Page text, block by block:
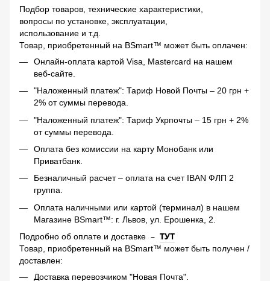
Подбор товаров, технические характеристики,
вопросы по установке, эксплуатации,
использование и т.д.
Товар, приобретенный на BSmart™ может быть оплачен:
Онлайн-оплата картой Visa, Mastercard на нашем
веб-сайте.
"Наложенный платеж": Тариф Новой Почты – 20 грн +
2% от суммы перевода.
"Наложенный платеж": Тариф Укрпочты – 15 грн + 2%
от суммы перевода.
Оплата без комиссии на карту Монобанк или
Приватбанк.
Безналичный расчет – оплата на счет IBAN ФЛП 2
группа.
Оплата наличными или картой (терминал) в нашем
Магазине BSmart™: г. Львов, ул. Ерошенка, 2.
Подробно об оплате и доставке – ТУТ
Товар, приобретенный на BSmart™ может быть получен /
доставлен:
Доставка перевозчиком "Новая Почта".